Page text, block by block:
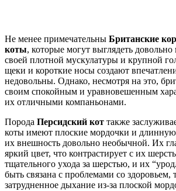
Не менее примечательны Британские
коты, которые могут выглядеть довольно
своей плотной мускулатуры и крупной
щеки и короткие носы создают
недовольны. Однако, несмотря на это,
своим спокойным и уравновешенным
их отличными компаньонами.
Порода Персидский кот также
коты имеют плоские мордочки и длинную
их внешность довольно необычной. Их
яркий цвет, что контрастирует с их
тщательного ухода за шерстью, и их
быть связана с проблемами со здоровьем,
затрудненное дыхание из-за плоской